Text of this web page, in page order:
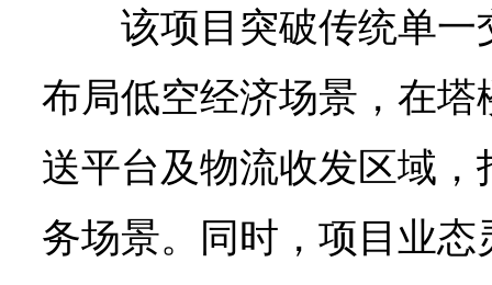
该项目突破传统单
布局低空经济场景，在
送平台及物流收发区域
务场景。同时，项目业